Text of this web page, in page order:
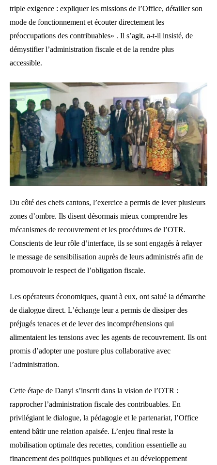
triple exigence : expliquer les missions de l’Office, détailler son
mode de fonctionnement et écouter directement les
préoccupations des contribuables» . Il s’agit, a-t-il insisté, de
démystifier l’administration fiscale et de la rendre plus
accessible.
Du côté des chefs cantons, l’exercice a permis de lever plusieurs
zones d’ombre. Ils disent désormais mieux comprendre les
mécanismes de recouvrement et les procédures de l’OTR.
Conscients de leur rôle d’interface, ils se sont engagés à relayer
le message de sensibilisation auprès de leurs administrés afin de
promouvoir le respect de l’obligation fiscale.
Les opérateurs économiques, quant à eux, ont salué la démarche
de dialogue direct. L’échange leur a permis de dissiper des
préjugés tenaces et de lever des incompréhensions qui
alimentaient les tensions avec les agents de recouvrement. Ils ont
promis d’adopter une posture plus collaborative avec
l’administration.
Cette étape de Danyi s’inscrit dans la vision de l’OTR :
rapprocher l’administration fiscale des contribuables. En
privilégiant le dialogue, la pédagogie et le partenariat, l’Office
entend bâtir une relation apaisée. L’enjeu final reste la
mobilisation optimale des recettes, condition essentielle au
financement des politiques publiques et au développement